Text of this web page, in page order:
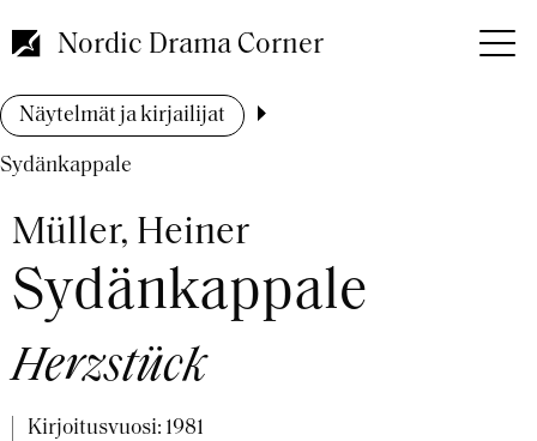
pääsisältöön
Nordic Drama Corner
Murupolku
Näytelmät ja kirjailijat
Sydänkappale
Müller, Heiner
Sydänkappale
Herzstück
Kirjoitusvuosi: 1981